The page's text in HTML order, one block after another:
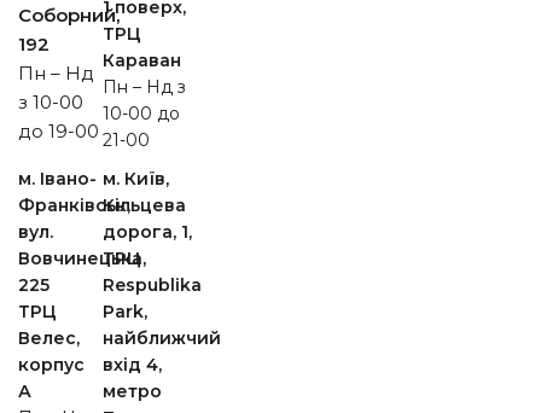
Cоборний,
192
Пн – Нд
з 10-00
до 19-00
1 поверх,
ТРЦ
Караван
Пн – Нд з
10-00 до
21-00
м. Івано-
Франківськ,
вул.
Вовчинецька,
225
ТРЦ
Велес,
корпус
А
м. Київ,
Кільцева
дорога, 1,
ТРЦ
Respublika
Park,
найближчий
вхід 4,
метро